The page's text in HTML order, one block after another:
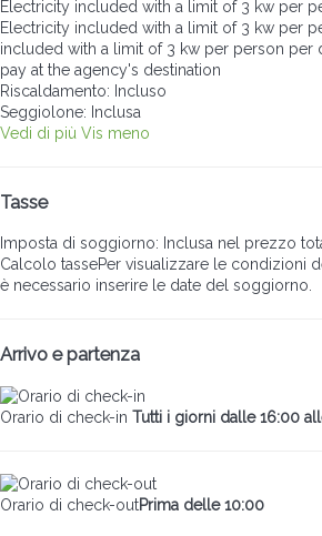
Electricity included with a limit of 3 kw per
Electricity included with a limit of 3 kw per
included with a limit of 3 kw per person per
pay at the agency's destination
Riscaldamento: Incluso
Seggiolone: Inclusa
Vedi di più Vis meno
Tasse
Imposta di soggiorno: Inclusa nel prezzo
Calcolo tassePer visualizzare le condizioni
è necessario inserire le date del soggiorno.
Arrivo e partenza
Orario di check-in Tutti i giorni dalle 16:00
Orario di check-outPrima delle 10:00